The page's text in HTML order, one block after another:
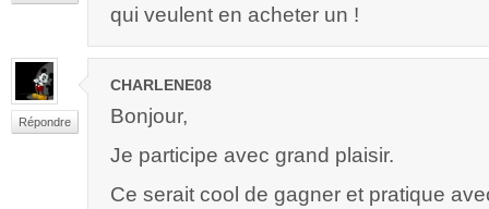
qui veulent en acheter un !
Répondre
CHARLENE08
Bonjour,
Je participe avec grand plaisir.
Ce serait cool de gagner et pratique